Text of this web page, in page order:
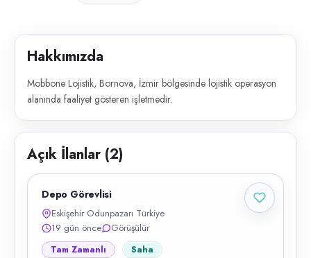
Hakkımızda
Mobbone Lojistik, Bornova, İzmir bölgesinde lojistik operasyon
alanında faaliyet gösteren işletmedir.
Açık İlanlar (2)
Depo Görevlisi
Eskişehir Odunpazarı Türkiye
19 gün önce
Görüşülür
Tam Zamanlı Saha